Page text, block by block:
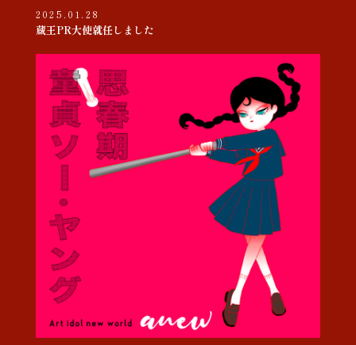
2025.01.28
蔵王PR大使就任しました